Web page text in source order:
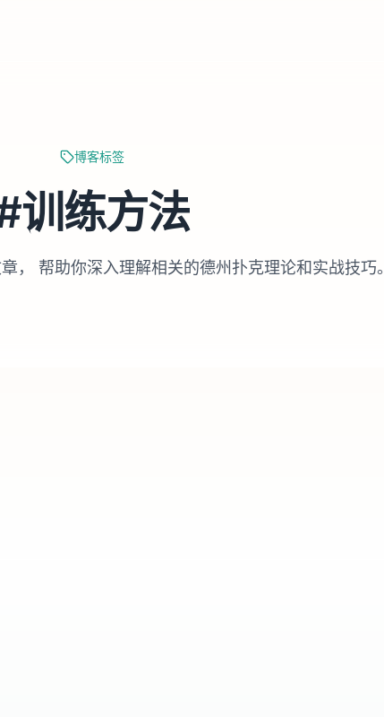
博客标签
训练方法
， 帮助你深入理解相关的德州扑克理论和实战技巧。